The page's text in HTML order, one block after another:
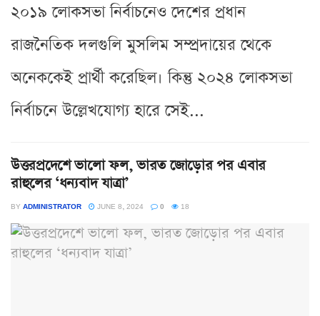
২০১৯ লোকসভা নির্বাচনেও দেশের প্রধান
রাজনৈতিক দলগুলি মুসলিম সম্প্রদায়ের থেকে
অনেককেই প্রার্থী করেছিল। কিন্তু ২০২৪ লোকসভা
নির্বাচনে উল্লেখযোগ্য হারে সেই...
উত্তরপ্রদেশে ভালো ফল, ভারত জোড়োর পর এবার
রাহুলের ‘ধন্যবাদ যাত্রা’
BY ADMINISTRATOR JUNE 8, 2024 0 18